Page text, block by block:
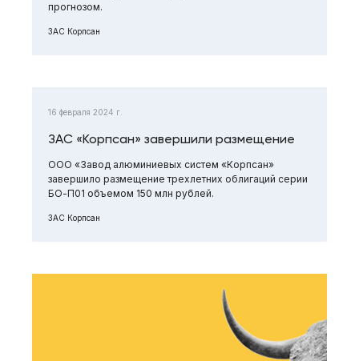
прогнозом.
ЗАС Корпсан
16 февраля 2024 г.
ЗАС «Корпсан» завершили размещение
ООО «Завод алюминиевых систем «Корпсан»
завершило размещение трехлетних облигаций серии
БО-П01 объемом 150 млн рублей.
ЗАС Корпсан